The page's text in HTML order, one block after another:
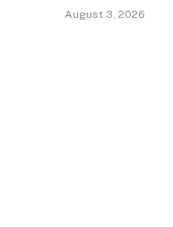
August 3, 2026